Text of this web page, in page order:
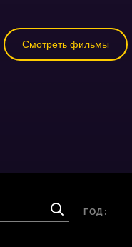
Смотреть фильмы
ГОД: